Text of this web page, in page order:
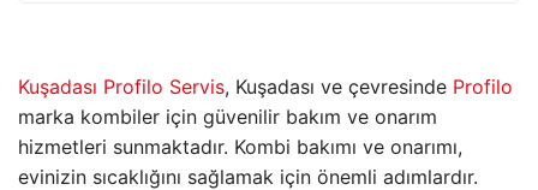
Kuşadası Profilo Servis, Kuşadası ve çevresinde Profilo
marka kombiler için güvenilir bakım ve onarım
hizmetleri sunmaktadır. Kombi bakımı ve onarımı,
evinizin sıcaklığını sağlamak için önemli adımlardır.